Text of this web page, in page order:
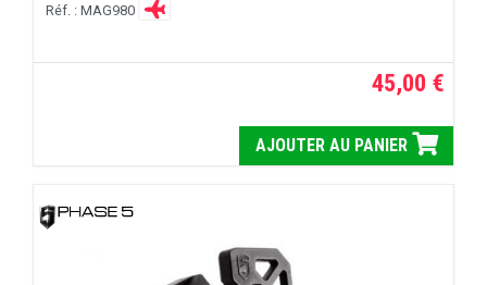
Réf. : MAG980
45,00 €
AJOUTER AU PANIER